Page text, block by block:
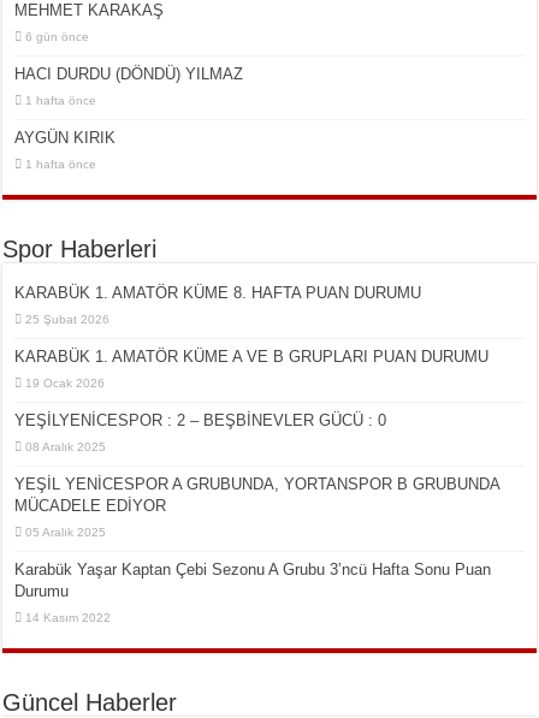
MEHMET KARAKAŞ
6 gün önce
HACI DURDU (DÖNDÜ) YILMAZ
1 hafta önce
AYGÜN KIRIK
1 hafta önce
Spor Haberleri
KARABÜK 1. AMATÖR KÜME 8. HAFTA PUAN DURUMU
25 Şubat 2026
KARABÜK 1. AMATÖR KÜME A VE B GRUPLARI PUAN DURUMU
19 Ocak 2026
YEŞİLYENİCESPOR : 2 – BEŞBİNEVLER GÜCÜ : 0
08 Aralık 2025
YEŞİL YENİCESPOR A GRUBUNDA, YORTANSPOR B GRUBUNDA
MÜCADELE EDİYOR
05 Aralık 2025
Karabük Yaşar Kaptan Çebi Sezonu A Grubu 3’ncü Hafta Sonu Puan
Durumu
14 Kasım 2022
Güncel Haberler